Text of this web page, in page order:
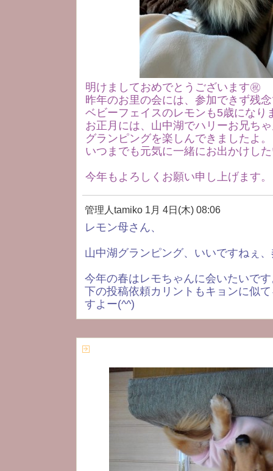
明けましておめでとうございます㊗️
昨年のお里の会には、参加できず残
ベビーフェイスのレモンも5歳になり
お正月には、山中湖でハリーお兄ち
グランピングを楽しんできましたよ。
いつまでも元気に一緒にお出かけし
今年もよろしくお願い申し上げます。
管理人tamiko 1月 4日(木) 08:06
レモン母さん、
山中湖グランピング、いいですねぇ
今年の春はレモちゃんに会いたいで
下の投稿依頼カリントもキョンに似
すよー(^^)